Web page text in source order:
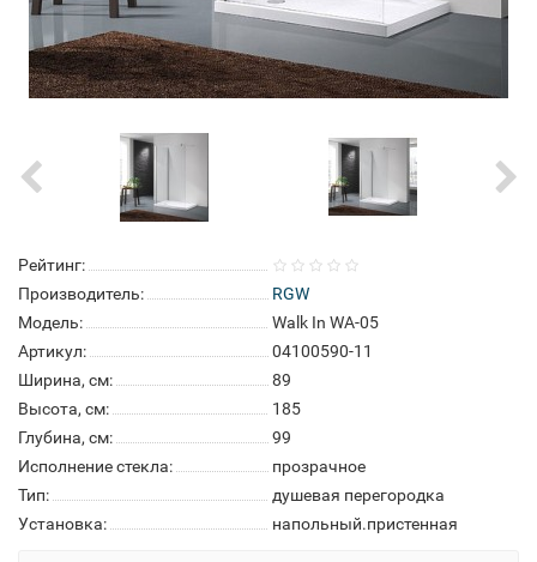
Рейтинг:
Производитель:
RGW
Модель:
Walk In WA-05
Артикул:
04100590-11
Ширина, см:
89
Высота, см:
185
Глубина, см:
99
Исполнение стекла:
прозрачное
Тип:
душевая перегородка
Установка:
напольный.пристенная